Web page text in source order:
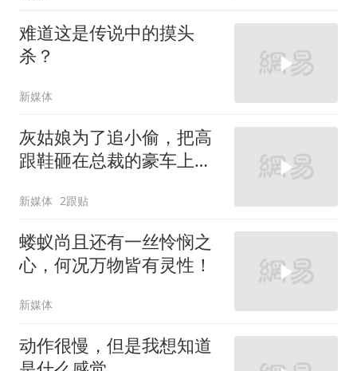
难道这是传说中的摸头
杀？
新媒体
灰姑娘为了追小偷，把高
跟鞋砸在总裁的豪车上，
新媒体 2跟贴
蝼蚁尚且还有一丝怜悯之
心，何况万物皆有灵性！
新媒体
动作很慢，但是我想知道